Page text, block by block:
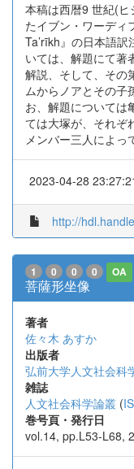
本稿は西暦9 世紀(
たイブン・ワーディ
Ta’rīkh』の日本語
いては、解題にて著
解説、そして、その
ムからノアとその子
お、解題については
ては大塚が、それぞ
メンバー三人によっ
2023-04-28
http://
1 0 0 0 OA
菩薩形坐像
著者
佐々木 あすか
出版者
弘前大学人文社会科
雑誌
人文社会科学論叢 (
巻号頁・発行日
vol.14, pp.L53-L68,